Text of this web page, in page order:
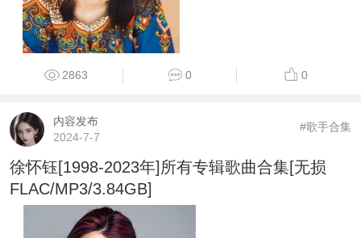
2863 0 0
内容发布
2024-7-7
#歌手合集
徐怀钰[1998-2023年]所有专辑歌曲合集[无损
FLAC/MP3/3.84GB]